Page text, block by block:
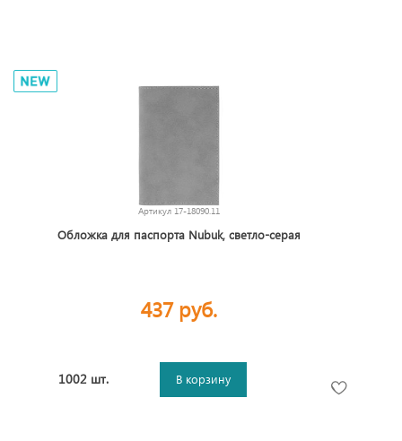
Артикул 17-18090.11
Обложка для паспорта Nubuk, светло-серая
437 руб.
1002 шт. В корзину